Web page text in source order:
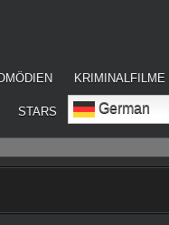
KRIMINALFILME
STARS German